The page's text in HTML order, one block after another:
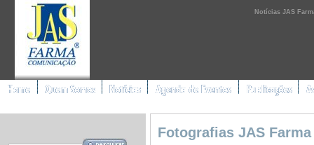
Notícias JAS
Fotografias JAS